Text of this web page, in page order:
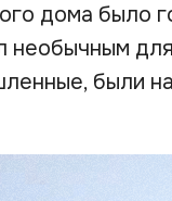
дома было
необычным
были